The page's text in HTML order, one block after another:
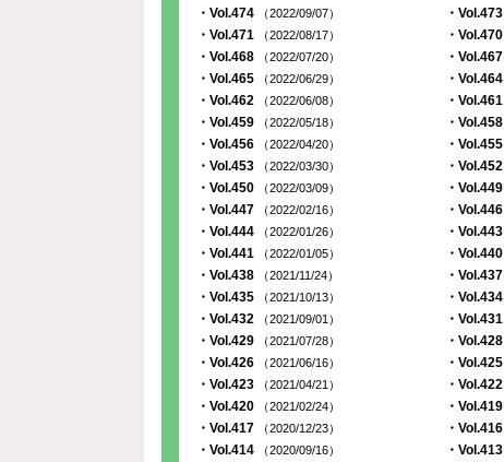
・Vol.474 （2022/09/07） ・Vol.473
・Vol.471 （2022/08/17） ・Vol.470
・Vol.468 （2022/07/20） ・Vol.467
・Vol.465 （2022/06/29） ・Vol.464
・Vol.462 （2022/06/08） ・Vol.461
・Vol.459 （2022/05/18） ・Vol.458
・Vol.456 （2022/04/20） ・Vol.455
・Vol.453 （2022/03/30） ・Vol.452
・Vol.450 （2022/03/09） ・Vol.449
・Vol.447 （2022/02/16） ・Vol.446
・Vol.444 （2022/01/26） ・Vol.443
・Vol.441 （2022/01/05） ・Vol.440
・Vol.438 （2021/11/24） ・Vol.437
・Vol.435 （2021/10/13） ・Vol.434
・Vol.432 （2021/09/01） ・Vol.431
・Vol.429 （2021/07/28） ・Vol.428
・Vol.426 （2021/06/16） ・Vol.425
・Vol.423 （2021/04/21） ・Vol.422
・Vol.420 （2021/02/24） ・Vol.419
・Vol.417 （2020/12/23） ・Vol.416
・Vol.414 （2020/09/16） ・Vol.413